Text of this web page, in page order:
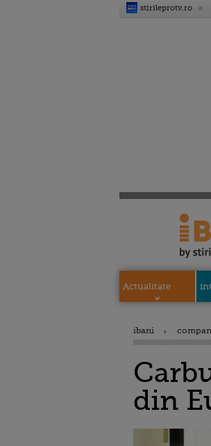
stirileprotv.ro
Actualitate
ibani
din